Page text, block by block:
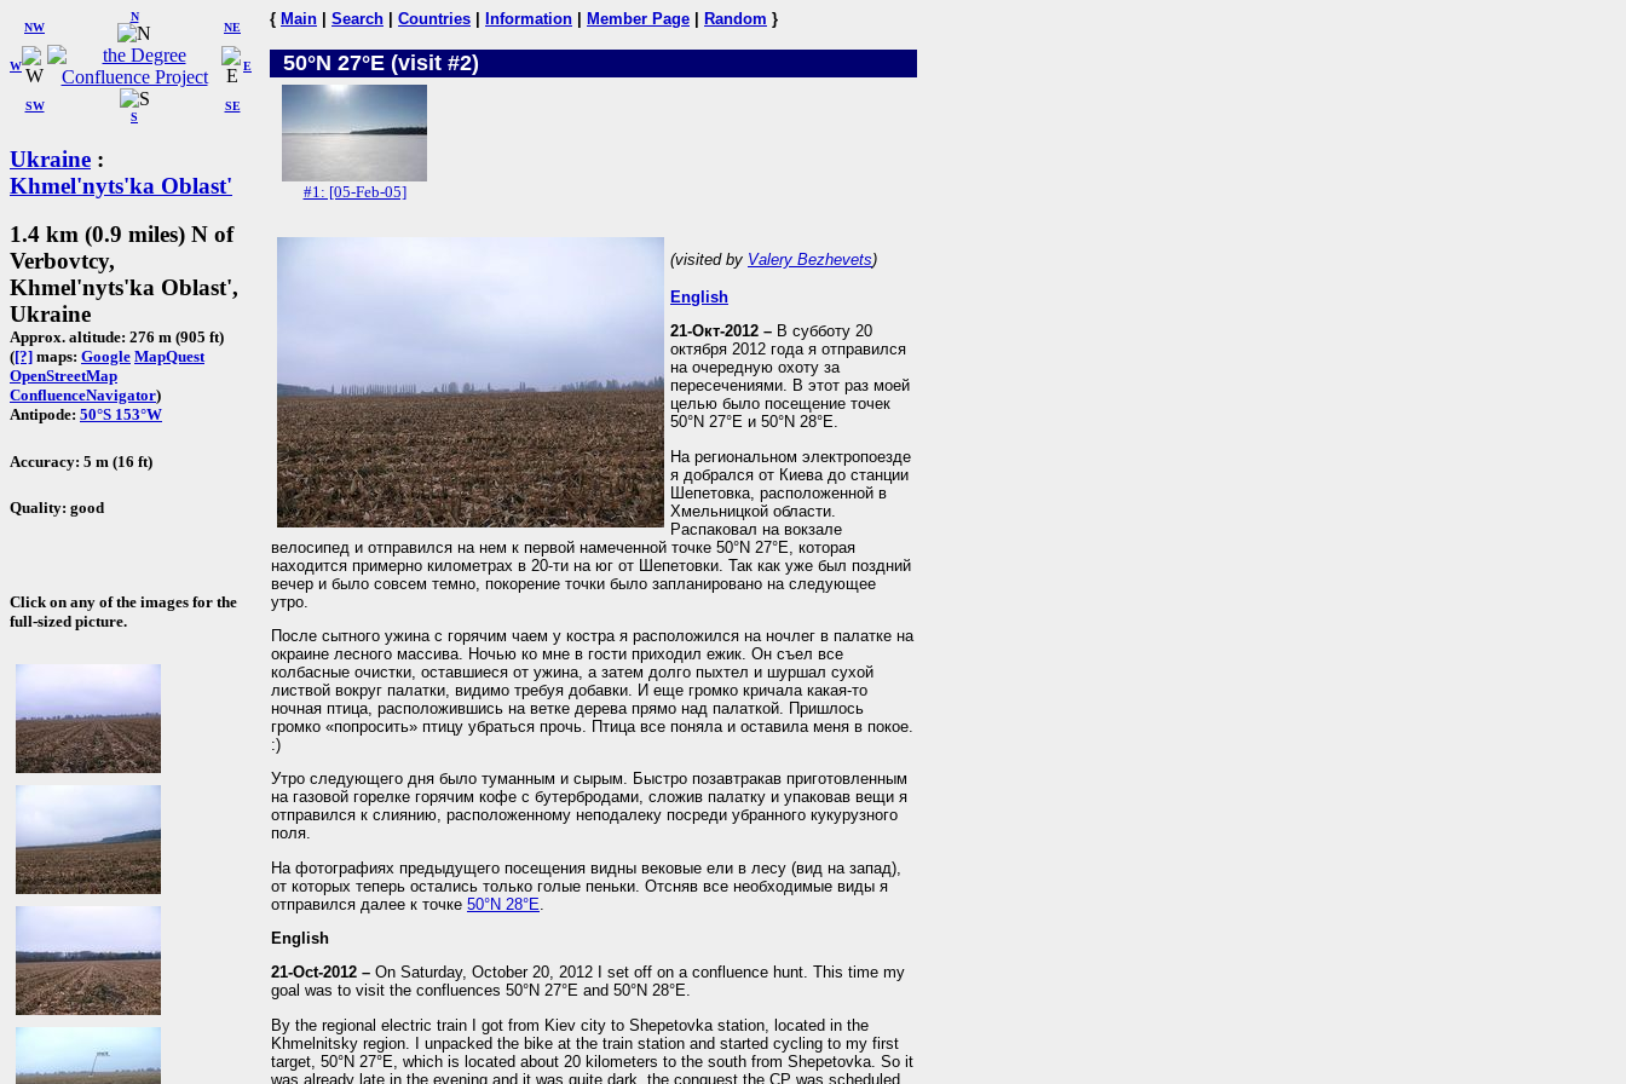
W
NW
N
NE
SW
S
SE
E
Ukraine :
Khmel'nyts'ka Oblast'
1.4 km (0.9 miles) N of
Verbovtcy,
Khmel'nyts'ka Oblast',
Ukraine
Approx. altitude: 276 m (905 ft)
([?] maps: Google MapQuest
OpenStreetMap
ConfluenceNavigator)
Antipode: 50°S 153°W
Accuracy: 5 m (16 ft)
Quality: good
Click on any of the images for the
full-sized picture.
{ Main Search Countries Information Member Page Random }
50°N 27°E (visit #2)
#1: [05-Feb-05]
(visited by Valery Bezhevets)
English
21-Окт-2012 – В субботу 20
октября 2012 года я отправился
на очередную охоту за
пересечениями. В этот раз моей
целью было посещение точек
50°N 27°E и 50°N 28°E.
На региональном электропоезде
я добрался от Киева до станции
Шепетовка, расположенной в
Хмельницкой области.
Распаковал на вокзале
велосипед и отправился на нем к первой намеченной точке 50°N 27°E, которая
находится примерно километрах в 20-ти на юг от Шепетовки. Так как уже был поздний
вечер и было совсем темно, покорение точки было запланировано на следующее
утро.
После сытного ужина с горячим чаем у костра я расположился на ночлег в палатке на
окраине лесного массива. Ночью ко мне в гости приходил ежик. Он съел все
колбасные очистки, оставшиеся от ужина, а затем долго пыхтел и шуршал сухой
листвой вокруг палатки, видимо требуя добавки. И еще громко кричала какая-то
ночная птица, расположившись на ветке дерева прямо над палаткой. Пришлось
громко «попросить» птицу убраться прочь. Птица все поняла и оставила меня в покое.
:)
Утро следующего дня было туманным и сырым. Быстро позавтракав приготовленным
на газовой горелке горячим кофе с бутербродами, сложив палатку и упаковав вещи я
отправился к слиянию, расположенному неподалеку посреди убранного кукурузного
поля.
На фотографиях предыдущего посещения видны вековые ели в лесу (вид на запад),
от которых теперь остались только голые пеньки. Отсняв все необходимые виды я
отправился далее к точке 50°N 28°E
English
21-Oct-2012 – On Saturday, October 20, 2012 I set off on a confluence hunt. This time my
goal was to visit the confluences 50°N 27°E and 50°N 28°E.
By the regional electric train I got from Kiev city to Shepetovka station, located in the
Khmelnitsky region. I unpacked the bike at the train station and started cycling to my first
target, 50°N 27°E, which is located about 20 kilometers to the south from Shepetovka. So it
was already late in the evening and it was quite dark, the conquest the CP was scheduled